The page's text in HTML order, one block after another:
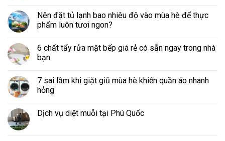
Nên đặt tủ lạnh bao nhiêu độ vào mùa hè để thực
phẩm luôn tươi ngon?
6 chất tẩy rửa mặt bếp giá rẻ có sẵn ngay trong nhà
bạn
7 sai lầm khi giặt giũ mùa hè khiến quần áo nhanh
hỏng
Dịch vụ diệt muỗi tại Phú Quốc